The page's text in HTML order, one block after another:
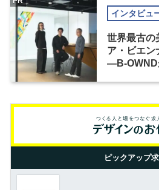
インタビュ
世界最古の
ア・ビエン
―B-OWND
ピックアップ